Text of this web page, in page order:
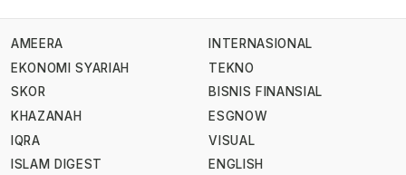
AMEERA
EKONOMI SYARIAH
SKOR
KHAZANAH
IQRA
ISLAM DIGEST
INTERNASIONAL
TEKNO
BISNIS FINANSIAL
ESGNOW
VISUAL
ENGLISH